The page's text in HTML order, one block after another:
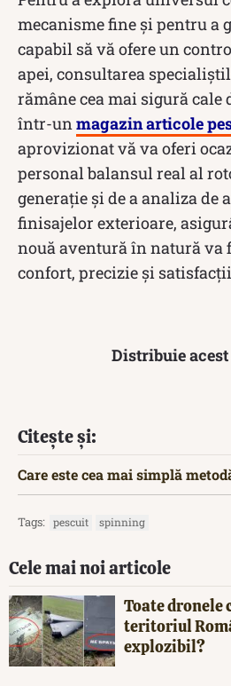
mecanisme fine și pentru a
capabil să vă ofere un
apei, consultarea
rămâne cea mai sigură cale
într-un magazin articole
aprovizionat vă va oferi
personal balansul real al
generație și de a analiza de
finisajelor exterioare,
nouă aventură în natură va
confort, precizie și
Distribuie
Citește și:
Care este cea mai simplă
Tags: pescuit spinning
Cele mai noi articole
Toate dronele
teritoriul
explozibil?